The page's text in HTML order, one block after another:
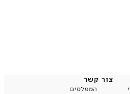
צור קשר
המפלסים